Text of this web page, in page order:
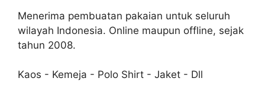
Menerima pembuatan pakaian untuk seluruh
wilayah Indonesia. Online maupun offline, sejak
tahun 2008.
Kaos - Kemeja - Polo Shirt - Jaket - Dll